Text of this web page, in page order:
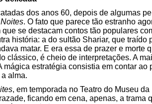
dos anos 60, depois de algumas
. O fato que parece tão estranho
que se destacam contos tão populares
história: a do sultão Shariar, que
matar. E era essa de prazer e
clássico, é cheio de interpretações. A
mágica estratégia consistia em contar
alma.
, em temporada no Teatro do Museu
ficando em cena, apenas, a